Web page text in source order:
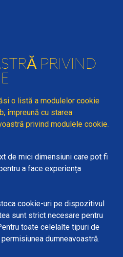
PRIVIND
o listă a modulelor cookie
împreună cu starea
privind modulele cookie.
de mici dimensiuni care pot fi
a face experiența
cookie-uri pe dispozitivul
sunt strict necesare pentru
toate celelalte tipuri de
dumneavoastră.